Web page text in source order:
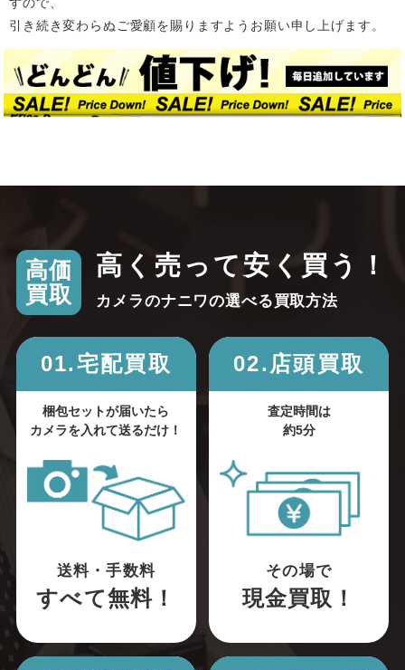
引き続き変わらぬご愛顧を賜りますようお願い申し上げます。
高価
買取
高く売って安く買う！
カメラのナニワの選べる買取方法
01.宅配買取
梱包セットが届いたら
カメラを入れて送るだけ！
送料・手数料
すべて無料！
02.店頭買取
査定時間は
約5分
その場で
現金買取！